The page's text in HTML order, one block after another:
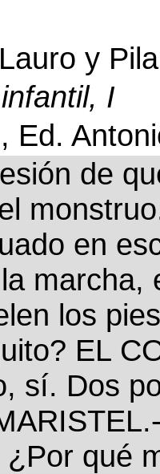
y
I
Ed.
de
en
marcha,
los
EL
sí. Dos
¿Por qué